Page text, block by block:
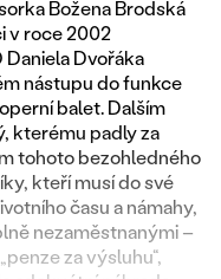
Božena Brodská
v roce 2002
Dvořáka
nástupu do funkce
balet. Dalším
kterému padly za
tohoto bezohledného
kteří musí do své
času a námahy,
nezaměstnanými –
za výsluhu“,